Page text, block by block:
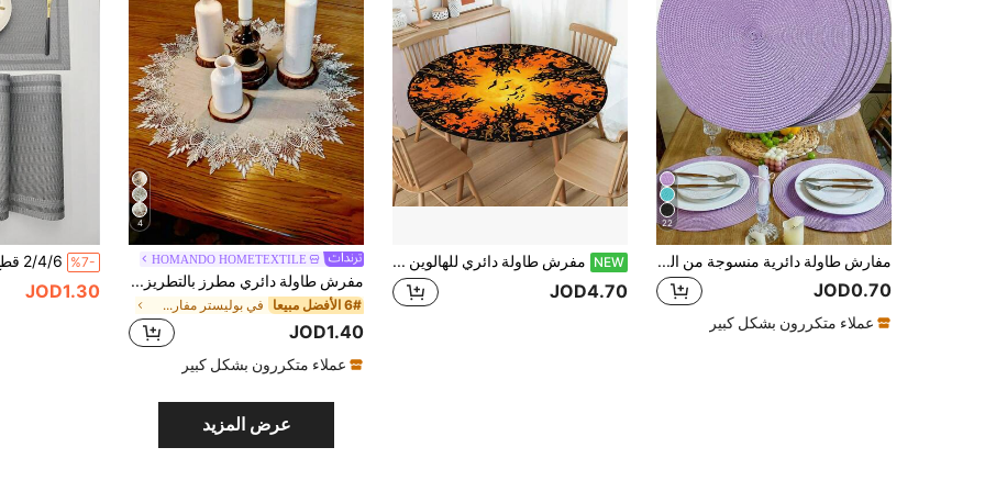
22
مفارش طاولة دائرية منسوجة من البولي بروبلين مقاس 12/15 بوصة، قواعد أكواب مقاس 4.72 بوصة، متوفرة بألوان متعددة، مادة بلاستيكية، قابلة للغسل، مفارش طاولة عازلة للحرارة، قواعد أكواب، مفارش مزهريات، ديكور طاولة، مناسبة للزفاف وحفلات العطلات والمطاعم والمطبخ وديكور حفلات عيد الميلاد ورأس السنة الجديدة
JOD0.70
عملاء متكررون بشكل كبير
NEW مفرش طاولة دائري للهالوين بحافة مطاطية، قابل لإعادة الاستخدام بتصميم شبح أسود وبرتقالي ويقطين وجمجمة وخفافيش، يناسب طاولة 44-48 بوصة، مناسب للاستخدام الداخلي والخارجي والحفلات والحديقة
JOD4.70
4
HOMANDO HOMETEXTILE
مفرش طاولة دائري مطرز بالتطريز والفتحات من البوليستر 100%، مناسب للمطبخ وغرفة الطعام وغرفة المعيشة والطاولة الدائرية للطعام، ديكور المنزل والأعياد والحفلات والتجمعات الخارجية والزفاف، قطعة واحدة
6# الأفضل مبيعا في بوليستر مفارش المائدة
JOD1.40
عملاء متكررون بشكل كبير
%7-
JOD1.30
عرض المزيد